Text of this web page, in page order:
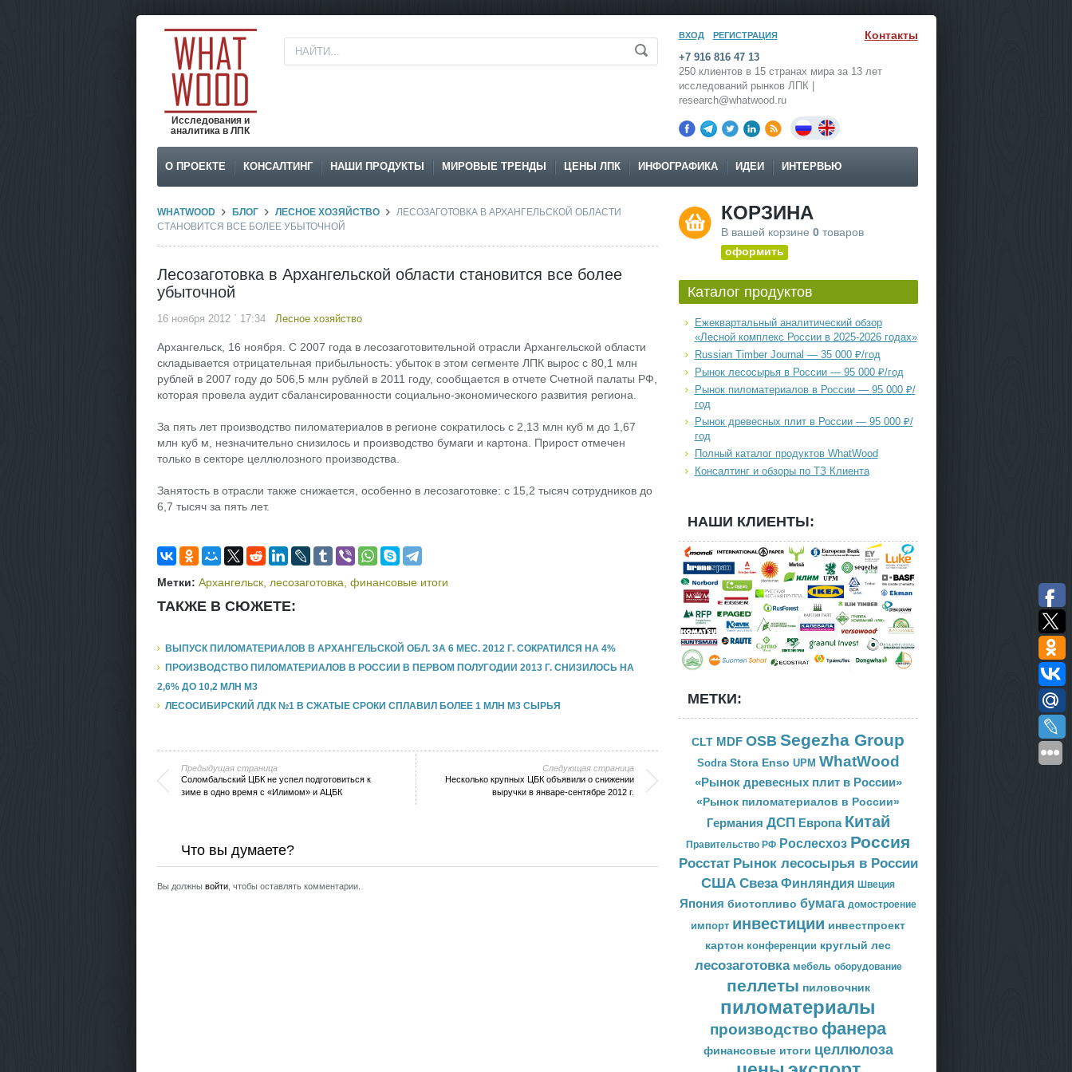
Исследования и
аналитика в ЛПК
ВХОД РЕГИСТРАЦИЯ Контакты
+7 916 816 47 13
250 клиентов в 15 странах мира за 13 лет
исследований рынков ЛПК |
research@whatwood.ru
О ПРОЕКТЕ КОНСАЛТИНГ НАШИ ПРОДУКТЫ МИРОВЫЕ ТРЕНДЫ ЦЕНЫ ЛПК ИНФОГРАФИКА ИДЕИ ИНТЕРВЬЮ
WHATWOOD БЛОГ ЛЕСНОЕ ХОЗЯЙСТВО
ЛЕСОЗАГОТОВКА В АРХАНГЕЛЬСКОЙ ОБЛАСТИ
СТАНОВИТСЯ ВСЕ БОЛЕЕ УБЫТОЧНОЙ
Лесозаготовка в Архангельской области становится все более
убыточной
16 ноября 2012 ` 17:34 Лесное хозяйство
Архангельск, 16 ноября. С 2007 года в лесозаготовительной отрасли Архангельской области
складывается отрицательная прибыльность: убыток в этом сегменте ЛПК вырос с 80,1 млн
рублей в 2007 году до 506,5 млн рублей в 2011 году, сообщается в отчете Счетной палаты РФ,
которая провела аудит сбалансированности социально-экономического развития региона.
За пять лет производство пиломатериалов в регионе сократилось с 2,13 млн куб м до 1,67
млн куб м, незначительно снизилось и производство бумаги и картона. Прирост отмечен
только в секторе целлюлозного производства.
Занятость в отрасли также снижается, особенно в лесозаготовке: с 15,2 тысяч сотрудников до
6,7 тысяч за пять лет.
Метки: Архангельск, лесозаготовка финансовые итоги
ТАКЖЕ В СЮЖЕТЕ:
ВЫПУСК ПИЛОМАТЕРИАЛОВ В АРХАНГЕЛЬСКОЙ ОБЛ. ЗА 6 МЕС. 2012 Г. СОКРАТИЛСЯ НА 4%
ПРОИЗВОДСТВО ПИЛОМАТЕРИАЛОВ В РОССИИ В ПЕРВОМ ПОЛУГОДИИ 2013 Г. СНИЗИЛОСЬ НА
2,6% ДО 10,2 МЛН М3
ЛЕСОСИБИРСКИЙ ЛДК №1 В СЖАТЫЕ СРОКИ СПЛАВИЛ БОЛЕЕ 1 МЛН М3 СЫРЬЯ
Предыдущая страница
Соломбальский ЦБК не успел подготовиться к
зиме в одно время с «Илимом» и АЦБК
Следующая страница
Несколько крупных ЦБК объявили о снижении
выручки в январе-сентябре 2012 г.
Что вы думаете?
Вы должны войти, чтобы оставлять комментарии.
КОРЗИНА
В вашей корзине 0товаров
оформить
Каталог продуктов
Ежеквартальный аналитический обзор
«Лесной комплекс России в 2025-2026 годах»
Russian Timber Journal — 35 000 ₽/год
Рынок лесосырья в России — 95 000 ₽/год
Рынок пиломатериалов в России — 95 000 ₽/
год
Рынок древесных плит в России — 95 000 ₽/
год
Полный каталог продуктов WhatWood
Консалтинг и обзоры по ТЗ Клиента
НАШИ КЛИЕНТЫ:
МЕТКИ:
CLT MDF OSB Segezha Group
Sodra Stora Enso UPM WhatWood
«Рынок древесных плит в России»
«Рынок пиломатериалов в России»
Германия ДСП Европа Китай
Правительство РФ Рослесхоз Россия
Росстат Рынок лесосырья в России
США Свеза Финляндия Швеция
Япония биотопливо бумага домостроение
импорт инвестиции инвестпроект
картон конференции круглый лес
лесозаготовка мебель оборудование
пеллеты пиловочник
пиломатериалы
производство фанера
финансовые итоги целлюлоза